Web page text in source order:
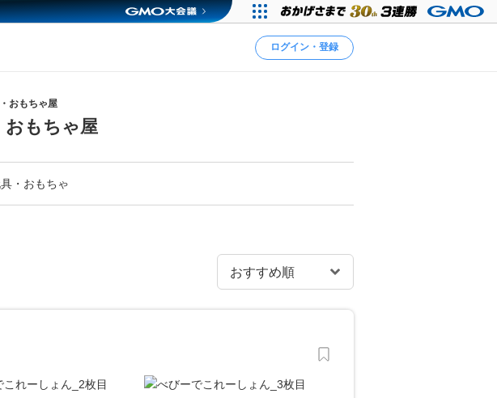
ログイン・登録
おもちゃ屋
おもちゃ屋
・おもちゃ